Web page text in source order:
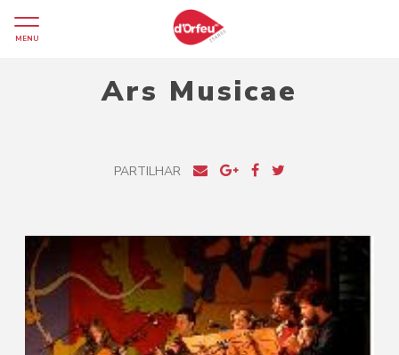
MENU
Ars Musicae
PARTILHAR